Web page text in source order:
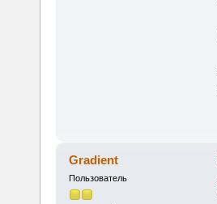
Gradient
Пользователь